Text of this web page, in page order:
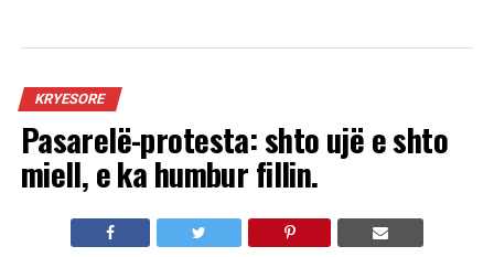
KRYESORE
Pasarelë-protesta: shto ujë e shto
miell, e ka humbur fillin.